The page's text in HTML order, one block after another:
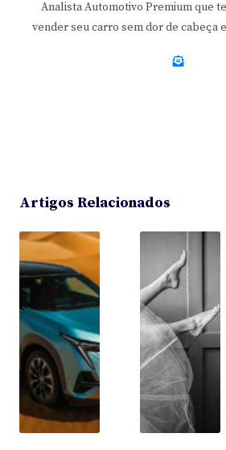
Analista Automotivo Premium que
vender seu carro sem dor de cabeça
Artigos Relacionados